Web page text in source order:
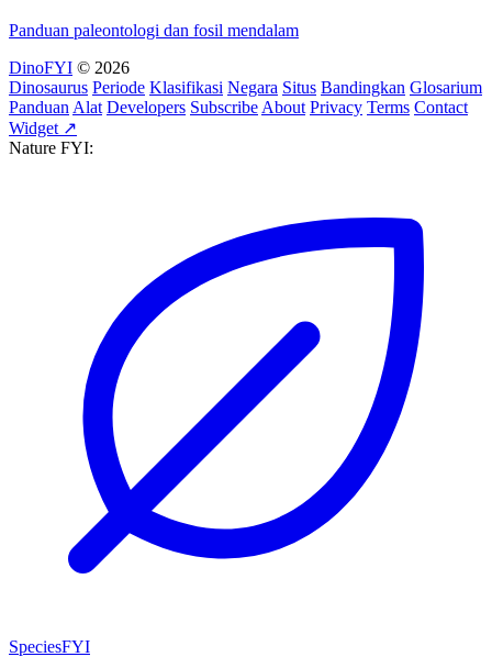
Panduan paleontologi dan fosil mendalam
DinoFYI © 2026
Dinosaurus Periode Klasifikasi Negara Situs Bandingkan Glosarium
Panduan Alat Developers Subscribe About Privacy Terms Contact
Widget ↗
Nature FYI:
SpeciesFYI